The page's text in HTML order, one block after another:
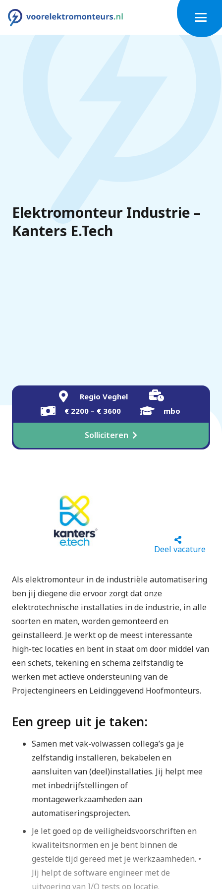
Elektromonteur Industrie –
Kanters E.Tech
Regio Veghel
€ 2200 – € 3600
mbo
Solliciteren
Deel vacature
Als elektromonteur in de industriële automatisering
ben jij diegene die ervoor zorgt dat onze
elektrotechnische installaties in de industrie, in alle
soorten en maten, worden gemonteerd en
geïnstalleerd. Je werkt op de meest interessante
high-tec locaties en bent in staat om door middel van
een schets, tekening en schema zelfstandig te
werken met actieve ondersteuning van de
Projectengineers en Leidinggevend Hoofmonteurs.
Een greep uit je taken:
Samen met vak-volwassen collega’s ga je
zelfstandig installeren, bekabelen en
aansluiten van (deel)installaties. Jij helpt mee
met inbedrijfstellingen of
montagewerkzaamheden aan
automatiseringsprojecten.
Je let goed op de veiligheidsvoorschriften en
kwaliteitsnormen en je bent binnen de
gestelde tijd gereed met je werkzaamheden. •
Jij helpt de software engineer met de
uitvoering van I/O tests op locatie.